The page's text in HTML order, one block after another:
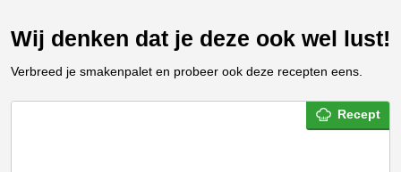
Wij denken dat je deze ook wel lust!
Verbreed je smakenpalet en probeer ook deze recepten eens.
Recept